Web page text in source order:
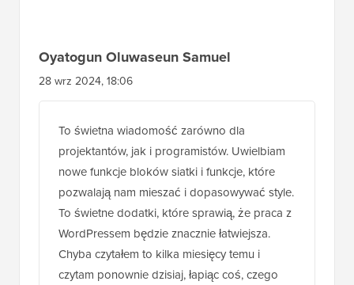
Oyatogun Oluwaseun Samuel
28 wrz 2024, 18:06
To świetna wiadomość zarówno dla
projektantów, jak i programistów. Uwielbiam
nowe funkcje bloków siatki i funkcje, które
pozwalają nam mieszać i dopasowywać style.
To świetne dodatki, które sprawią, że praca z
WordPressem będzie znacznie łatwiejsza.
Chyba czytałem to kilka miesięcy temu i
czytam ponownie dzisiaj, łapiąc coś, czego